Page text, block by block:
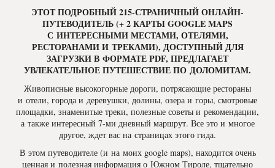
ЭТОТ ПОДРОБНЫЙ 215-СТРАНИЧНЫЙ ОНЛАЙН-
ПУТЕВОДИТЕЛЬ (+ 2 КАРТЫ GOOGLE MAPS
С ИНТЕРЕСНЫМИ МЕСТАМИ, ОТЕЛЯМИ,
РЕСТОРАНАМИ И ТРЕКАМИ), ДОСТУПНЫЙ ДЛЯ
ЗАГРУЗКИ В ФОРМАТЕ PDF, ПРЕДЛАГАЕТ
УВЛЕКАТЕЛЬНОЕ ПУТЕШЕСТВИЕ ПО ДОЛОМИТАМ.
Живописные высокогорные дороги, потрясающие рестораны
и отели, города и деревушки, долины, озера и горы, смотровые
площадки, знаменитые треки, полезные советы и рекомендации,
а также интересный 7-ми дневный маршрут. Все это и многое
другое, ждет вас на страницах этого гида.
В этом путеводителе (и на моих google maps), находится очень
ценная и полезная информация о Южном Тироле, тщательно